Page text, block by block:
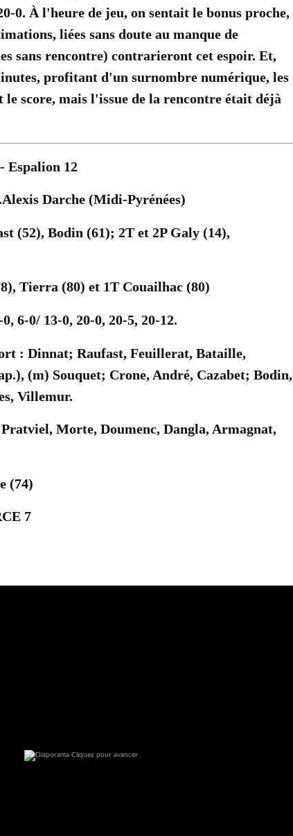
0. À l'heure de jeu, on sentait le bonus proche,
liées sans doute au manque de
sans rencontre) contrarieront cet espoir. Et,
profitant d'un surnombre numérique, les
score, mais l'issue de la rencontre était déjà
Espalion 12
Darche (Midi-Pyrénées)
(52), Bodin (61); 2T et 2P Galy (14),
Tierra (80) et 1T Couailhac (80)
6-0/ 13-0, 20-0, 20-5, 20-12.
: Dinnat; Raufast, Feuillerat, Bataille,
(m) Souquet; Crone, André, Cazabet; Bodin,
Villemur.
Morte, Doumenc, Dangla, Armagnat,
(74)
7